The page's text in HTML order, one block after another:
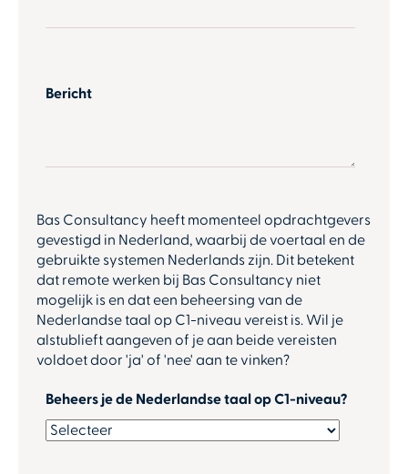
Bericht
Bas Consultancy heeft momenteel opdrachtgevers
gevestigd in Nederland, waarbij de voertaal en de
gebruikte systemen Nederlands zijn. Dit betekent
dat remote werken bij Bas Consultancy niet
mogelijk is en dat een beheersing van de
Nederlandse taal op C1-niveau vereist is. Wil je
alstublieft aangeven of je aan beide vereisten
voldoet door 'ja' of 'nee' aan te vinken?
Beheers je de Nederlandse taal op C1-niveau?